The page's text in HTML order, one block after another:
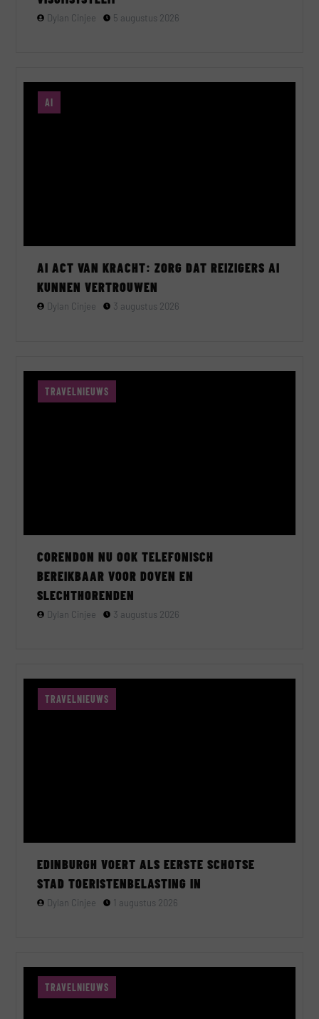
Dylan Cinjee 5 augustus 2026
AI
AI ACT VAN KRACHT: ZORG DAT REIZIGERS AI
KUNNEN VERTROUWEN
Dylan Cinjee 3 augustus 2026
TRAVELNIEUWS
CORENDON NU OOK TELEFONISCH
BEREIKBAAR VOOR DOVEN EN
SLECHTHORENDEN
Dylan Cinjee 3 augustus 2026
TRAVELNIEUWS
EDINBURGH VOERT ALS EERSTE SCHOTSE
STAD TOERISTENBELASTING IN
Dylan Cinjee 1 augustus 2026
TRAVELNIEUWS